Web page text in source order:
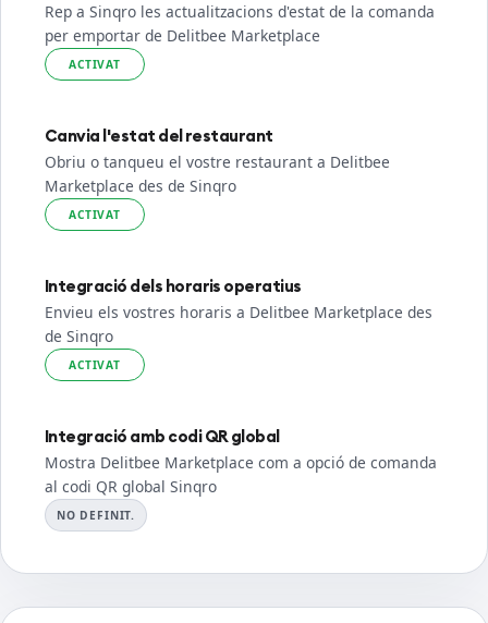
Rep a Sinqro les actualitzacions d'estat de la comanda
per emportar de Delitbee Marketplace
ACTIVAT
Canvia l'estat del restaurant
Obriu o tanqueu el vostre restaurant a Delitbee
Marketplace des de Sinqro
ACTIVAT
Integració dels horaris operatius
Envieu els vostres horaris a Delitbee Marketplace des
de Sinqro
ACTIVAT
Integració amb codi QR global
Mostra Delitbee Marketplace com a opció de comanda
al codi QR global Sinqro
NO DEFINIT.